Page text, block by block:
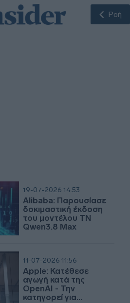
Ροή
19-07-2026 14:53
Alibaba: Παρουσίασε
δοκιμαστική έκδοση
του μοντέλου ΤΝ
Qwen3.8 Max
11-07-2026 11:56
Apple: Κατέθεσε
αγωγή κατά της
OpenAI - Την
κατηγορεί για